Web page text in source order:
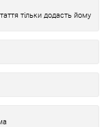
тільки додасть йому